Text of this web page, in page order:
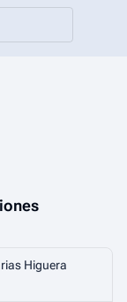
Higuera